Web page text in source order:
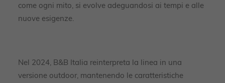
come ogni mito, si evolve adeguandosi ai tempi e alle
nuove esigenze.
Nel 2024, B&B Italia reinterpreta la linea in una
versione outdoor, mantenendo le caratteristiche